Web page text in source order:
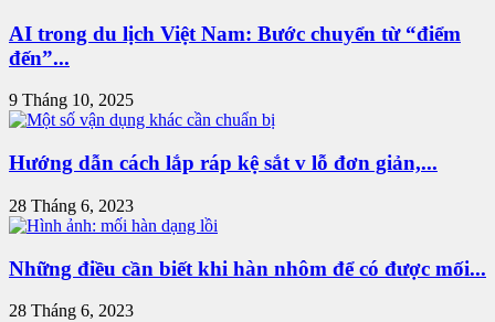
AI trong du lịch Việt Nam: Bước chuyển từ “điểm
đến”...
9 Tháng 10, 2025
Hướng dẫn cách lắp ráp kệ sắt v lỗ đơn giản,...
28 Tháng 6, 2023
Những điều cần biết khi hàn nhôm để có được mối...
28 Tháng 6, 2023